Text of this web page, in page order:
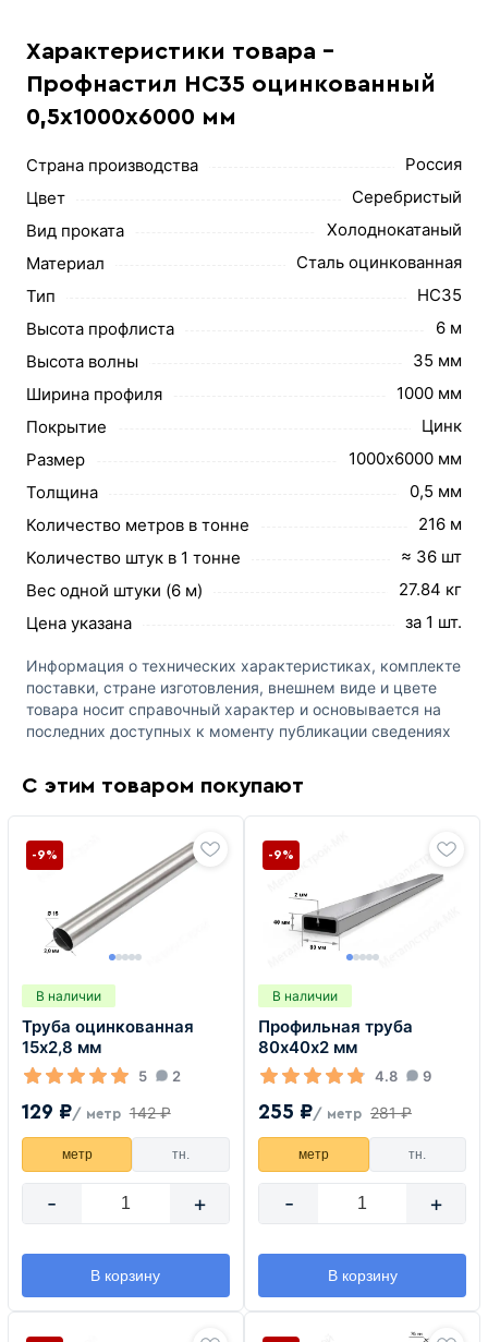
Характеристики товара -
Профнастил НС35 оцинкованный
0,5х1000х6000 мм
Страна производства
Россия
Цвет
Серебристый
Вид проката
Холоднокатаный
Материал
Сталь оцинкованная
Тип
НС35
Высота профлиста
6 м
Высота волны
35 мм
Ширина профиля
1000 мм
Покрытие
Цинк
Размер
1000х6000 мм
Толщина
0,5 мм
Количество метров в тонне
216 м
Количество штук в 1 тонне
≈ 36 шт
Вес одной штуки (6 м)
27.84 кг
Цена указана
за 1 шт.
Информация о технических характеристиках, комплекте
поставки, стране изготовления, внешнем виде и цвете
товара носит справочный характер и основывается на
последних доступных к моменту публикации сведениях
С этим товаром покупают
В наличии
Труба оцинкованная
15х2,8 мм
5 2
129 ₽/ метр 142 ₽
-9%
метр тн.
- +
В корзину
В наличии
Профильная труба
80х40х2 мм
4.8 9
255 ₽/ метр 281 ₽
-9%
метр тн.
- +
В корзину